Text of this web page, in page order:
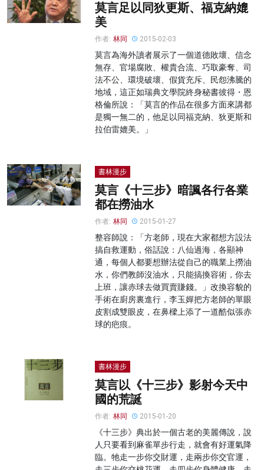
莫言足以同狄更斯、福克納媲
美
作者: 林同 2015-02-03
莫言為海外讀者展示了一個道德敗壞、信念
無存、官場腐敗、權貴合流、巧取豪奪、司
法不公、環境破壞、假貨充斥、民怨沸騰的
地域，這正如瑞典文學院終身秘書彼得・恩
格倫所說：「莫言的作品在很多方面來講都
是獨一無二的，他足以同福克納、狄更斯和
拉伯雷媲美。」
書林漫步
莫言《十三步》暗諷各行各業
都在撈油水
作者: 林同 2015-01-27
整容師說：「方老師，現在大家都想方設法
搞自救運動，俗話說：八仙過海，各顯神
通，每個人都要想辦法從自己的職業上撈油
水，你們教師沒油水，只能搞換容術，你去
上班，讓赤球去做買賣賺錢。」改換容貌的
手術在廚房裏進行，李玉嬋把方老師的單眼
皮割成雙眼皮，在鼻樑上添了一道酷似張赤
球的疤痕。
書林漫步
莫言以《十三步》影射今天中
國的荒誕
作者: 林同 2015-01-20
《十三步》典出於一個古老的美麗傳說，說
人只要看到麻雀單步行走，就會有好運氣降
臨。牠走一步你交財運，走兩步你交官運，